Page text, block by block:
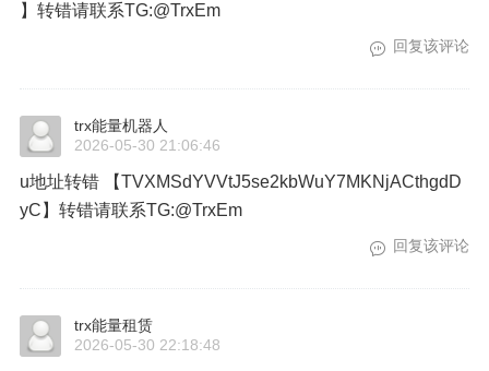
】转错请联系TG:@TrxEm
回复该评论
trx能量机器人
2026-05-30 21:06:46
u地址转错 【TVXMSdYVVtJ5se2kbWuY7MKNjACthgdD
yC】转错请联系TG:@TrxEm
回复该评论
trx能量租赁
2026-05-30 22:18:48